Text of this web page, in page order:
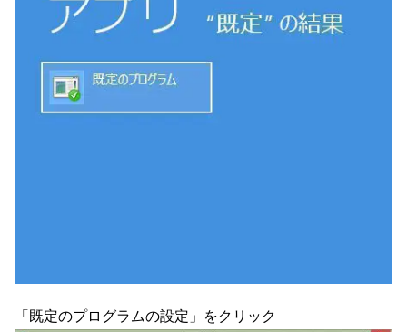
「既定のプログラムの設定」をクリック